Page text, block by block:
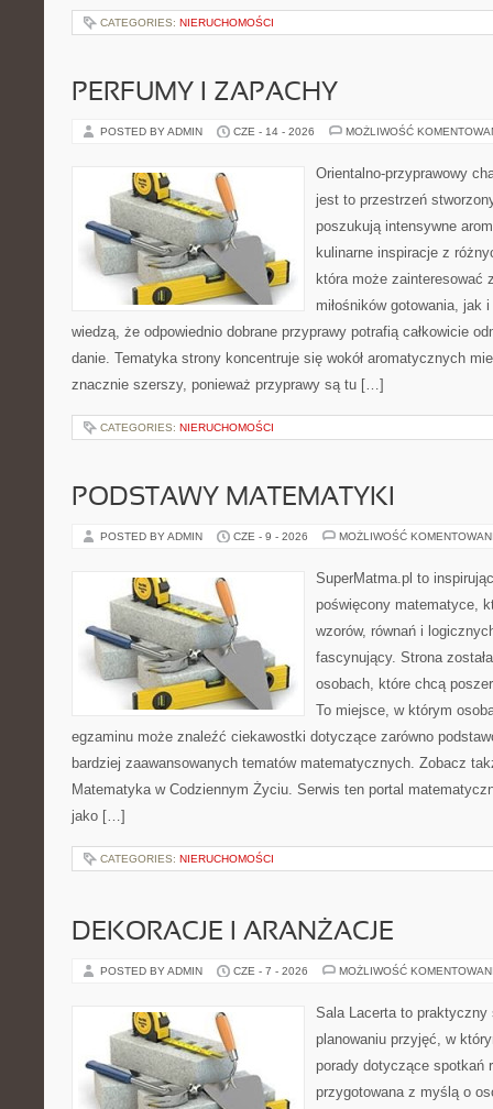
CATEGORIES: NIERUCHOMOŚCI
PERFUMY I ZAPACHY
POSTED BY ADMIN CZE - 14 - 2026 MOŻLIWOŚĆ
Orientalno-przyprawowy
jest to przestrzeń
poszukują intensywne
kulinarne inspiracje z
która może zainteresować
miłośników gotowania, jak
wiedzą, że odpowiednio dobrane przyprawy potrafią całkowicie
danie. Tematyka strony koncentruje się wokół aromatycznych
znacznie szerszy, ponieważ przyprawy są tu […]
CATEGORIES: NIERUCHOMOŚCI
PODSTAWY MATEMATYKI
POSTED BY ADMIN CZE - 9 - 2026 MOŻLIWOŚĆ
SuperMatma.pl to
poświęcony matematyce,
wzorów, równań i
fascynujący. Strona
osobach, które chcą
To miejsce, w którym
egzaminu może znaleźć ciekawostki dotyczące zarówno
bardziej zaawansowanych tematów matematycznych. Zobacz
Matematyka w Codziennym Życiu. Serwis ten portal
jako […]
CATEGORIES: NIERUCHOMOŚCI
DEKORACJE I ARANŻACJE
POSTED BY ADMIN CZE - 7 - 2026 MOŻLIWOŚĆ
Sala Lacerta to praktyczny
planowaniu przyjęć, w
porady dotyczące spotkań
przygotowana z myślą o